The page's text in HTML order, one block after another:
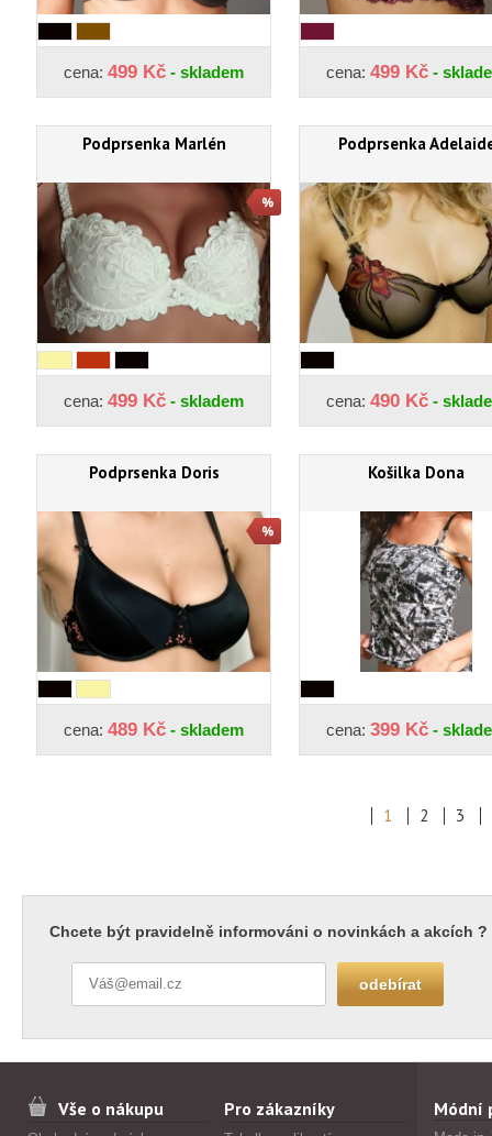
cena: 499 Kč - skladem cena: 499 Kč -
Podprsenka Marlén
cena: 499 Kč - skladem
Podprsenka
cena: 490 Kč -
Podprsenka Doris
cena: 489 Kč - skladem
Košilka Dona
cena: 399 Kč -
1 2 3
Chcete být pravidelně informováni o novinkách a akcích ?
Vše o nákupu Pro zákazníky Módní